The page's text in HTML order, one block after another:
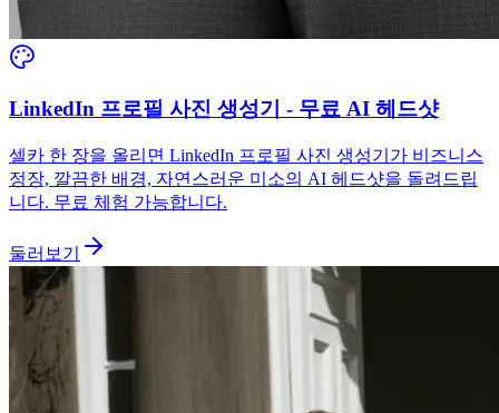
LinkedIn 프로필 사진 생성기 - 무료 AI 헤드샷
셀카 한 장을 올리면 LinkedIn 프로필 사진 생성기가 비즈니스
정장, 깔끔한 배경, 자연스러운 미소의 AI 헤드샷을 돌려드립
니다. 무료 체험 가능합니다.
둘러보기